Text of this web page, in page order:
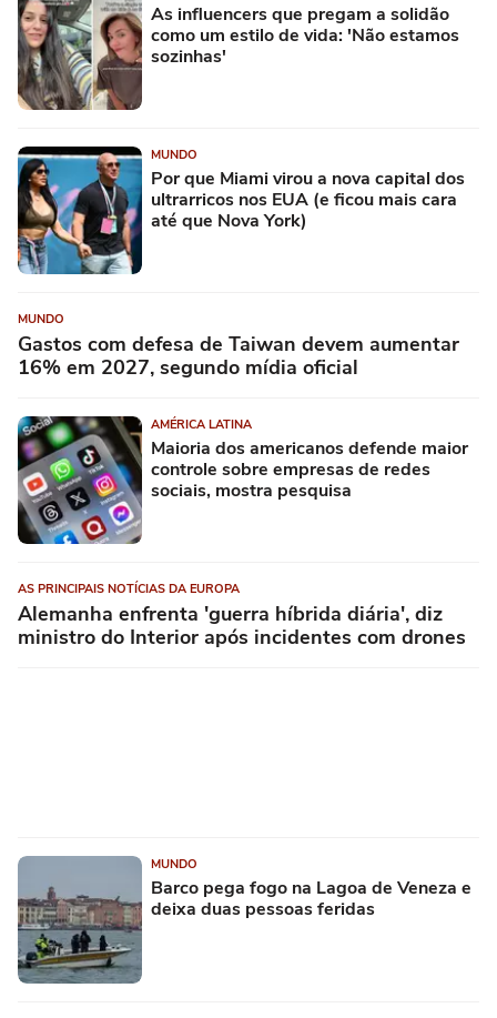
As influencers que pregam a solidão
como um estilo de vida: 'Não estamos
sozinhas'
MUNDO
Por que Miami virou a nova capital dos
ultrarricos nos EUA (e ficou mais cara
até que Nova York)
MUNDO
Gastos com defesa de Taiwan devem aumentar
16% em 2027, segundo mídia oficial
AMÉRICA LATINA
Maioria dos americanos defende maior
controle sobre empresas de redes
sociais, mostra pesquisa
AS PRINCIPAIS NOTÍCIAS DA EUROPA
Alemanha enfrenta 'guerra híbrida diária', diz
ministro do Interior após incidentes com drones
MUNDO
Barco pega fogo na Lagoa de Veneza e
deixa duas pessoas feridas